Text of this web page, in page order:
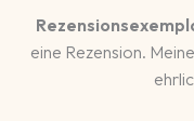
eine Rezension.